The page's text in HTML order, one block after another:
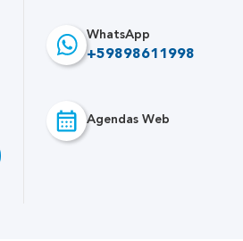
WhatsApp
+59898611998
Agendas Web